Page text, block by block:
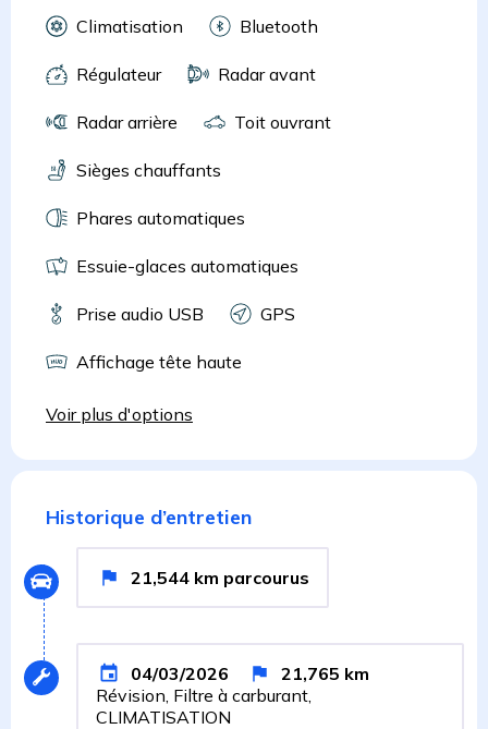
Climatisation Bluetooth
Régulateur Radar avant
Radar arrière Toit ouvrant
Sièges chauffants
Phares automatiques
Essuie-glaces automatiques
Prise audio USB GPS
Affichage tête haute
Voir plus d'options
Historique d’entretien
21,544 km parcourus
04/03/2026 21,765 km
Révision, Filtre à carburant,
CLIMATISATION